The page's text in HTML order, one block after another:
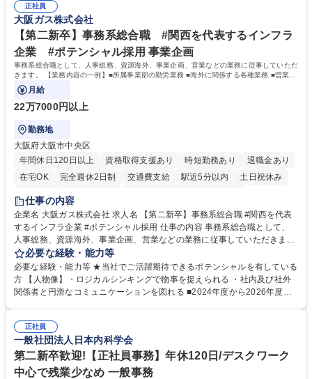
集職種 研究事務【フルリモート・時短勤務可】
き方について】フルリモートやハイブリッド勤務、時短勤務など個々のラ
イフスタイルに応じた柔軟な働き方が可能です。育児や介護との両立も応
援します。 学歴・資格 学歴：大学院 大学 語学力： 資格：
正社員
大阪ガス株式会社
【第二新卒】事務系総合職 #関西を代表するインフラ
企業 #ポテンシャル採用 事業企画
事務系総合職として、人事総務、資源海外、事業企画、営業などの業務に従事していただ
きます。 【業務内容の一例】■所属事業部の勤労業務 ■海外に関係する各種業務 ■営業部
門の企画スタッフ、ルート営業
月給
22万7000円以上
勤務地
大阪府大阪市中央区
年間休日120日以上
資格取得支援あり 時短勤務あり
退職金あり
在宅OK
完全週休2日制 交通費支給 駅近5分以内
土日祝休み
服装自由
第二新卒歓迎
仕事の内容
企業名 大阪ガス株式会社 求人名 【第二新卒】事務系総合職 #関西を代表
するインフラ企業 #ポテンシャル採用 仕事の内容 事務系総合職として、
人事総務、資源海外、事業企画、営業などの業務に従事していただきま
す。 【業務内容の一例】■所属事業部の勤労業務 ■海外に関係する各種業
務 ■営業部門の企画スタッフ、ルート営業 【キャリアパス】入社後の配属
ポジションで一定期間ご活躍頂いた後、本人の適性及び将来のキャリアを
鑑みてジョブローテーションを行います。 【育成】OJTでの現場育成や研
表するインフラ企業 #ポテンシャル採用
必要な経験・能力等
必要な経験・能力等 ★当社でご活躍期待できるポテンシャルを有している
方 【人物像】・ロジカルシンキングで物事を捉えられる ・社内及び社外
関係者と円滑なコミュニケーションを図れる ■2024年度から2026年度ま
72.html ■エネルギーセキュリティの不安定化や気候変動による自然災害の
甚大化など、これまで以上に社会課題解決の重要性が高まっています。
「未来の日常」の創造に向けて持続可能な社会の実現に貢献してまいりま
す。 学歴・資格 学歴：大学院 大学 語学力： 資格：
正社員
一般社団法人日本内科学会
第二新卒歓迎!【正社員事務】年休120日/デスクワーク
中心で残業少なめ 一般事務